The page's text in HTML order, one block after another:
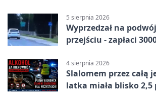
5 sierpnia 2026
Wyprzedzał na
przejściu - zapłaci
4 sierpnia 2026
Slalomem przez całą
latka miała blisko